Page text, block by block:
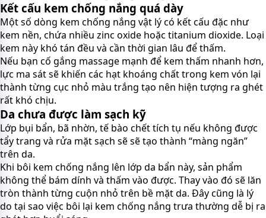
Kết cấu kem chống nắng quá dày
Một số dòng kem chống nắng vật lý có kết cấu đặc như
kem nền, chứa nhiều zinc oxide hoặc titanium dioxide. Loại
kem này khó tán đều và cần thời gian lâu để thấm.
Nếu bạn cố gắng massage mạnh để kem thấm nhanh hơn,
lực ma sát sẽ khiến các hạt khoáng chất trong kem vón lại
thành từng cục nhỏ màu trắng tạo nên hiện tượng ra ghét
rất khó chịu.
Da chưa được làm sạch kỹ
Lớp bụi bẩn, bã nhờn, tế bào chết tích tụ nếu không được
tẩy trang và rửa mặt sạch sẽ sẽ tạo thành “màng ngăn”
trên da.
Khi bôi kem chống nắng lên lớp da bẩn này, sản phẩm
không thể bám dính và thấm vào được. Thay vào đó sẽ lăn
tròn thành từng cuộn nhỏ trên bề mặt da. Đây cũng là lý
do tại sao việc bôi lại kem chống nắng trưa thường dễ bị ra